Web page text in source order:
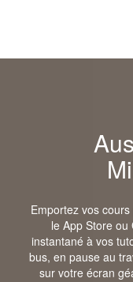
Emportez vos
le App Store ou
instantané à vos
bus, en pause au
sur votre écran